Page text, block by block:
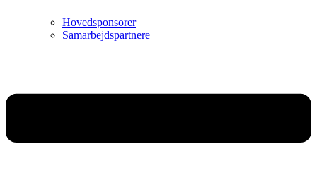
Hovedsponsorer
Samarbejdspartnere